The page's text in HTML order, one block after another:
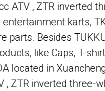
ATV , ZTR inverted
karts,
parts. Besides
like Caps, T-
located in
, ZTR inverted three-